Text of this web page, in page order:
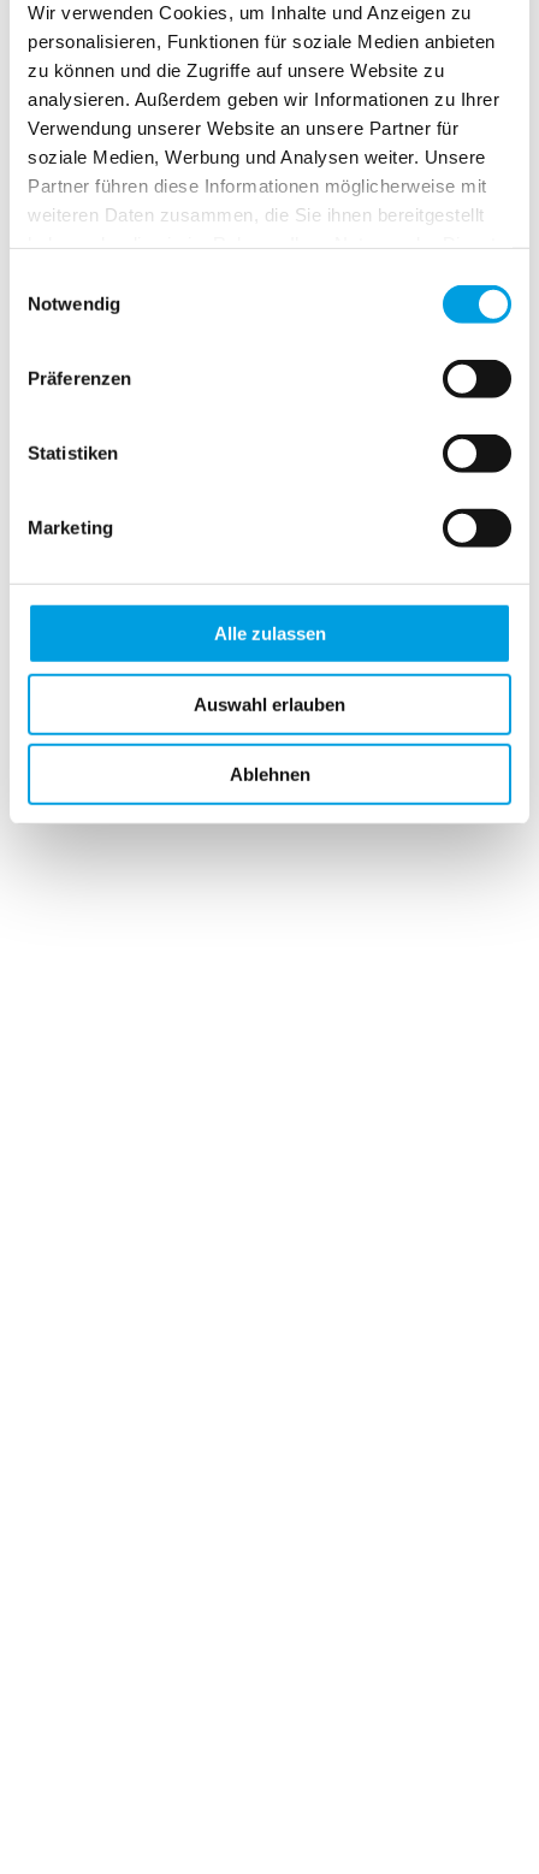
Wir verwenden Cookies, um Inhalte und Anzeigen zu
personalisieren, Funktionen für soziale Medien anbieten
zu können und die Zugriffe auf unsere Website zu
analysieren. Außerdem geben wir Informationen zu Ihrer
Verwendung unserer Website an unsere Partner für
soziale Medien, Werbung und Analysen weiter. Unsere
Partner führen diese Informationen möglicherweise mit
weiteren Daten zusammen, die Sie ihnen bereitgestellt
Notwendig
Präferenzen
Statistiken
Marketing
Alle zulassen
Auswahl erlauben
Ablehnen
Absolute R1 mit PVC-Klemmträgern
Absolute R1 mit PVC-Klemmträgern und Seitenführung
Absolute R2
Absolute R2 mit Trägerprofil und Seitenführung
Absolute R2 mit PVC-Klemmträgern und Seitenführung
Absolute R3 mit Halbkassette und Seitenführung
Doppelrollo 5921
Dachfenster Comfort